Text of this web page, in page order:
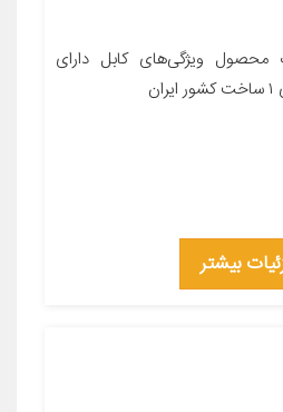
ویژگی‌های کابل دارای
بیشتر